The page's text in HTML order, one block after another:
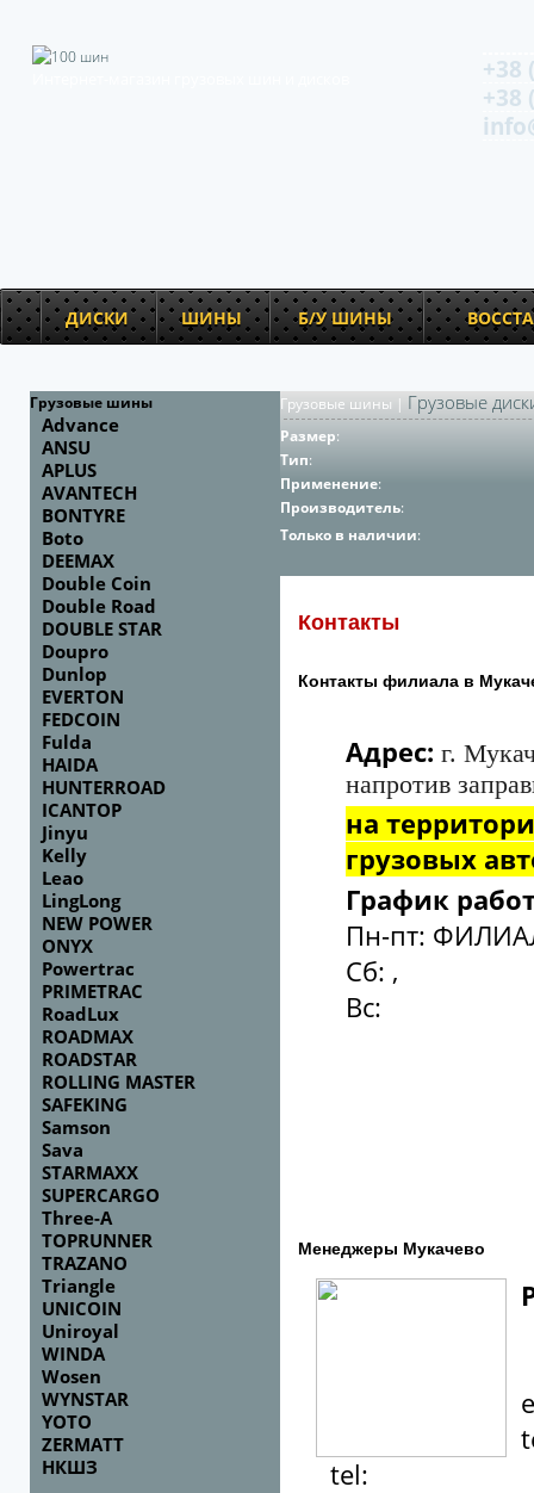
+38
+38
ДИСКИ ШИНЫ Б/У ШИНЫ
Грузовые шины
Advance
ANSU
APLUS
AVANTECH
BONTYRE
Boto
DEEMAX
Double Coin
Double Road
DOUBLE STAR
Doupro
Dunlop
EVERTON
FEDCOIN
Fulda
HAIDA
HUNTERROAD
ICANTOP
Jinyu
Kelly
Leao
LingLong
NEW POWER
ONYX
Powertrac
PRIMETRAC
RoadLux
ROADMAX
ROADSTAR
ROLLING MASTER
SAFEKING
Samson
Sava
STARMAXX
SUPERCARGO
Three-A
TOPRUNNER
TRAZANO
Triangle
UNICOIN
Uniroyal
WINDA
Wosen
WYNSTAR
YOTO
ZERMATT
НКШЗ
Грузовые шины | Грузовые
Размер:
Тип:
Применение:
Производитель:
Только в наличии:
Контакты
Контакты филиала в
Адрес: г.
напротив
на
грузовых
График
Пн-пт:
Сб: ,
Вс:
Менеджеры Мукачево
tel: